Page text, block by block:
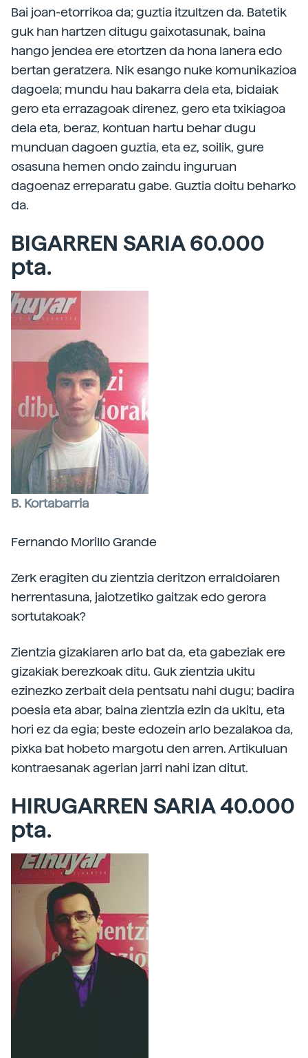
Bai joan-etorrikoa da; guztia itzultzen da. Batetik
guk han hartzen ditugu gaixotasunak, baina
hango jendea ere etortzen da hona lanera edo
bertan geratzera. Nik esango nuke komunikazioa
dagoela; mundu hau bakarra dela eta, bidaiak
gero eta errazagoak direnez, gero eta txikiagoa
dela eta, beraz, kontuan hartu behar dugu
munduan dagoen guztia, eta ez, soilik, gure
osasuna hemen ondo zaindu inguruan
dagoenaz erreparatu gabe. Guztia doitu beharko
da.
BIGARREN SARIA 60.000
pta.
B. Kortabarria
Fernando Morillo Grande
Zerk eragiten du zientzia deritzon erraldoiaren
herrentasuna, jaiotzetiko gaitzak edo gerora
sortutakoak?
Zientzia gizakiaren arlo bat da, eta gabeziak ere
gizakiak berezkoak ditu. Guk zientzia ukitu
ezinezko zerbait dela pentsatu nahi dugu; badira
poesia eta abar, baina zientzia ezin da ukitu, eta
hori ez da egia; beste edozein arlo bezalakoa da,
pixka bat hobeto margotu den arren. Artikuluan
kontraesanak agerian jarri nahi izan ditut.
HIRUGARREN SARIA 40.000
pta.